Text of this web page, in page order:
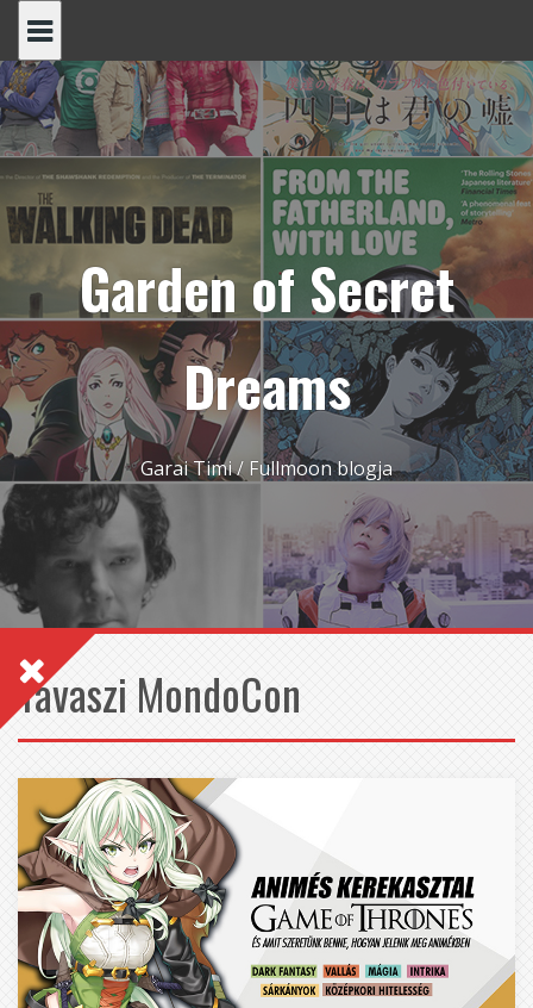
content
Garden of Secret
Dreams
Garai Timi / Fullmoon blogja
Tavaszi MondoCon